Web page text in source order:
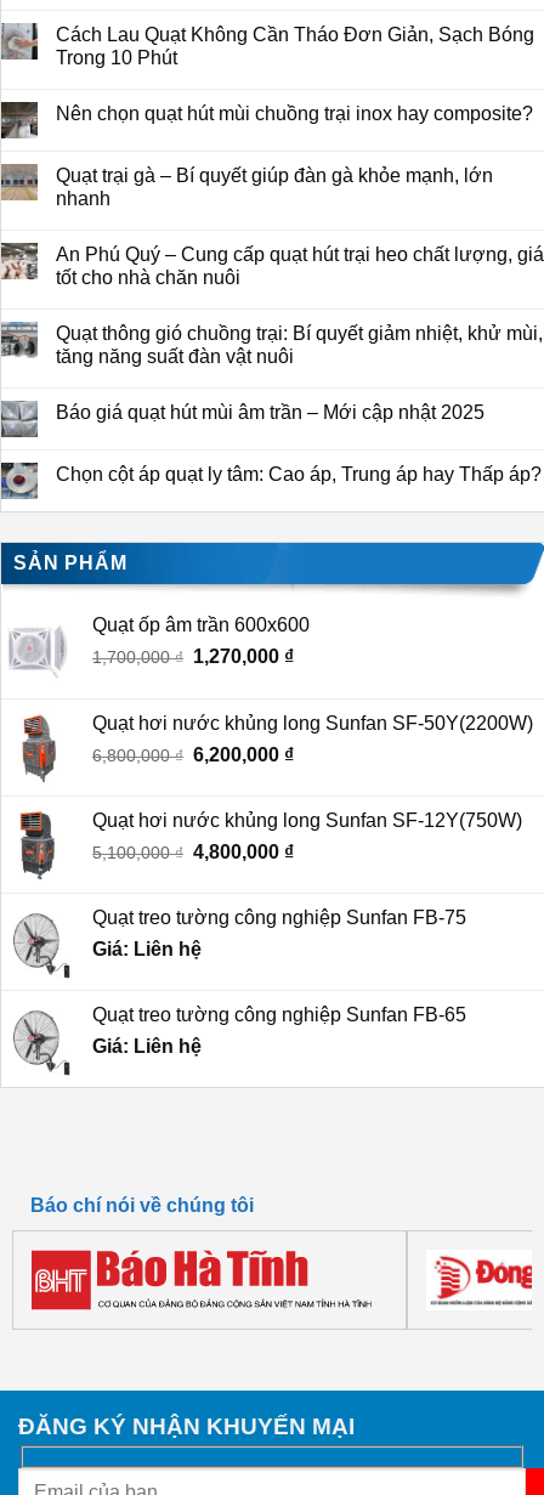
Cách Lau Quạt Không Cần Tháo Đơn Giản, Sạch Bóng
Trong 10 Phút
Nên chọn quạt hút mùi chuồng trại inox hay composite?
Quạt trại gà – Bí quyết giúp đàn gà khỏe mạnh, lớn
nhanh
An Phú Quý – Cung cấp quạt hút trại heo chất lượng, giá
tốt cho nhà chăn nuôi
Quạt thông gió chuồng trại: Bí quyết giảm nhiệt, khử mùi,
tăng năng suất đàn vật nuôi
Báo giá quạt hút mùi âm trần – Mới cập nhật 2025
Chọn cột áp quạt ly tâm: Cao áp, Trung áp hay Thấp áp?
SẢN PHẨM
Quạt ốp âm trần 600x600
1,700,000₫ Giá
1,700,000 ₫.
1,270,000 ₫
là:
Quạt hơi nước khủng long Sunfan SF-50Y(2200W)
6,800,000₫ Giá
6,800,000 ₫.
6,200,000 ₫
là:
Quạt hơi nước khủng long Sunfan SF-12Y(750W)
5,100,000₫ Giá
5,100,000 ₫.
4,800,000 ₫
là:
Quạt treo tường công nghiệp Sunfan FB-75
Giá: Liên hệ
Quạt treo tường công nghiệp Sunfan FB-65
Giá: Liên hệ
Báo chí nói về chúng tôi
ĐĂNG KÝ NHẬN KHUYẾN MẠI